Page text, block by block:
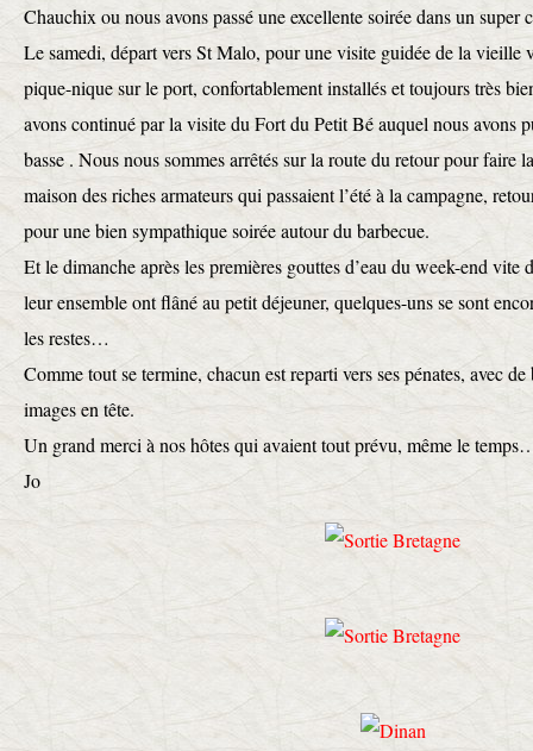
Chauchix ou nous avons passé une excellente soirée dans un super
Le samedi, départ vers St Malo, pour une visite guidée de la vieille
pique-nique sur le port, confortablement installés et toujours très
avons continué par la visite du Fort du Petit Bé auquel nous avons
basse . Nous nous sommes arrêtés sur la route du retour pour faire
maison des riches armateurs qui passaient l’été à la campagne,
pour une bien sympathique soirée autour du barbecue.
Et le dimanche après les premières gouttes d’eau du week-end vite
leur ensemble ont flâné au petit déjeuner, quelques-uns se sont
les restes…
Comme tout se termine, chacun est reparti vers ses pénates, avec
images en tête.
Un grand merci à nos hôtes qui avaient tout prévu, même le
Jo